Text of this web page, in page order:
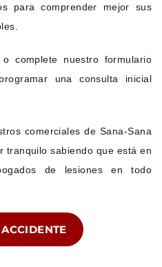
para comprender mejor sus
complete nuestro formulario
una consulta inicial
comerciales de Sana-Sana
tranquilo sabiendo que está en
de lesiones en todo